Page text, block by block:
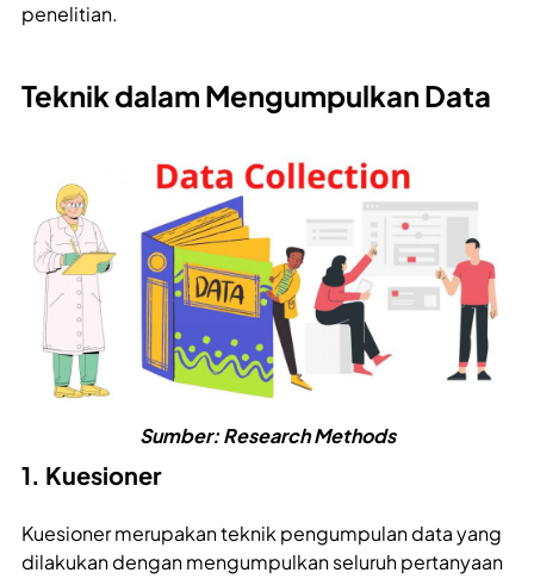
penelitian.
Teknik dalam Mengumpulkan Data
Sumber: Research Methods
1. Kuesioner
Kuesioner merupakan teknik pengumpulan data yang
dilakukan dengan mengumpulkan seluruh pertanyaan